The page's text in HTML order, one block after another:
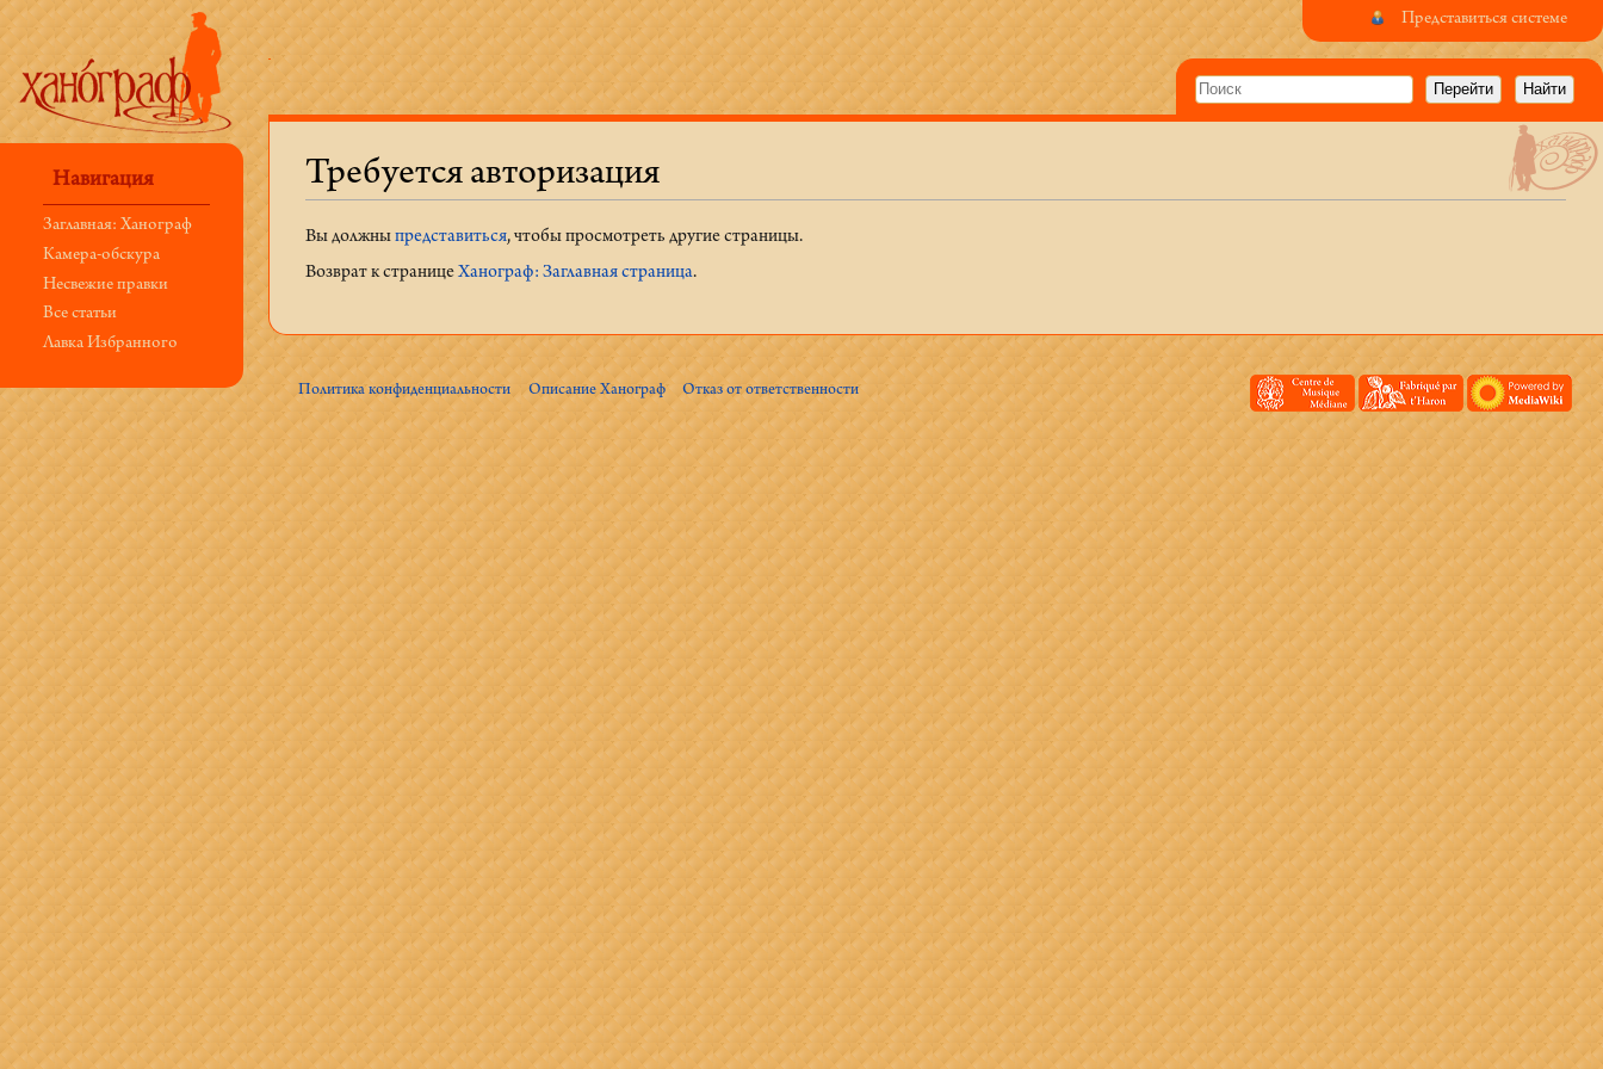
Требуется авторизация
Вы должныпредставиться, чтобы просмотреть другие страницы.
Возврат к страницеХанограф: Заглавная страница.
Представиться системе
Навигация
Заглавная: Ханограф
Камера-обскура
Несвежие правки
Все статьи
Лавка Избранного
Политика конфиденциальности Описание Ханограф Отказ от ответственности